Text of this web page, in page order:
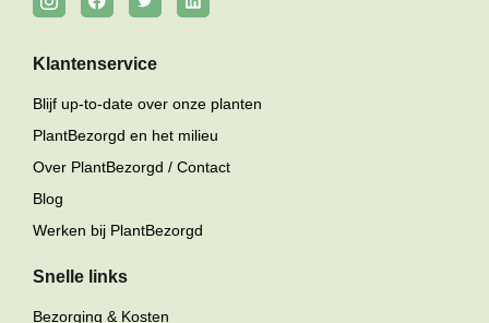
Klantenservice
Blijf up-to-date over onze planten
PlantBezorgd en het milieu
Over PlantBezorgd / Contact
Blog
Werken bij PlantBezorgd
Snelle links
Bezorging & Kosten